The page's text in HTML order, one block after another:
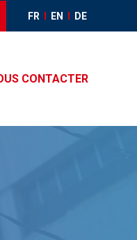
FR EN DE
CONTACTER